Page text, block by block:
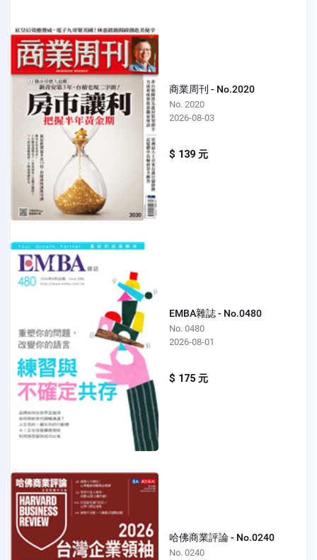
商業周刊 - No.2020
No. 2020
2026-08-03
$ 139 元
EMBA雜誌 - No.0480
No. 0480
2026-08-01
$ 175 元
哈佛商業評論 - No.0240
No. 0240